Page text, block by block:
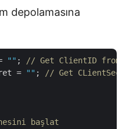
depolamasına
"" ; // Get ClientID from
= "" ; // Get
başlat